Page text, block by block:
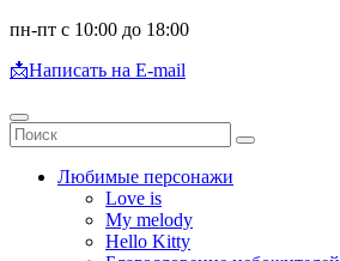
пн-пт с 10:00 до 18:00
📩Написать на E-mail
Любимые персонажи
Love is
My melody
Hello Kitty